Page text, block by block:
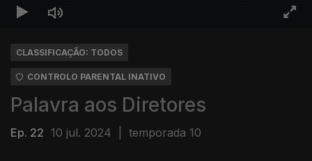
CLASSIFICAÇÃO: TODOS
CONTROLO PARENTAL INATIVO
Palavra aos Diretores
Ep. 22 10 jul. 2024 temporada 10